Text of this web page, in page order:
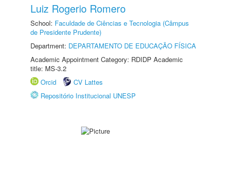
Luiz Rogerio Romero
School: Faculdade de Ciências e Tecnologia (Câmpus
de Presidente Prudente)
Department: DEPARTAMENTO DE EDUCAÇÃO FÍSICA
Academic Appointment Category: RDIDP Academic
title: MS-3.2
Orcid
CV Lattes
Repositório Institucional UNESP